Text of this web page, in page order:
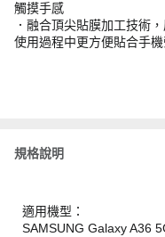
觸摸手感
．融合頂尖貼膜加工技術
使用過程中更方便貼合手
規格說明
適用機型：
SAMSUNG Galaxy A36